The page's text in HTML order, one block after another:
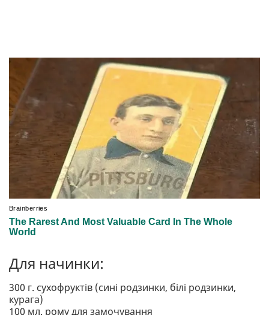
Для начинки:
300 г. сухофруктів (сині родзинки, білі родзинки,
курага)
100 мл. рому для замочування